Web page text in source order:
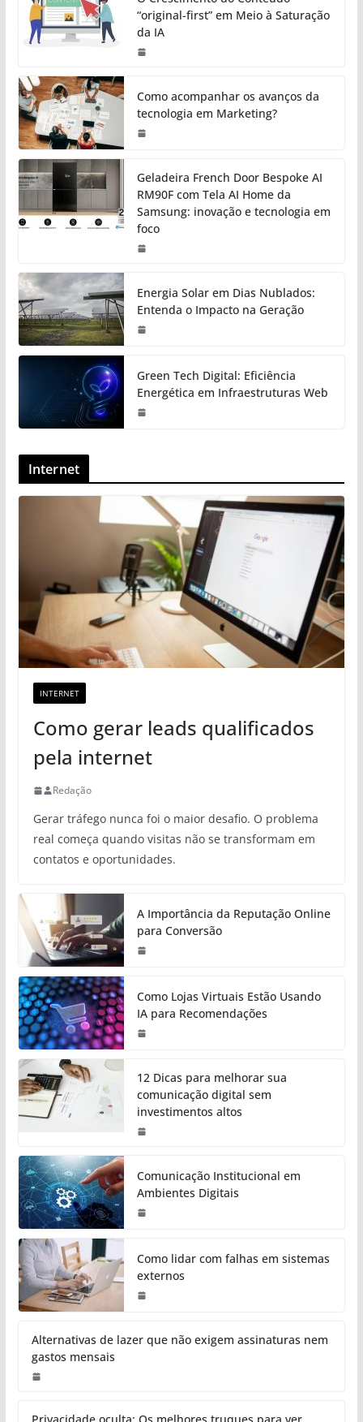
“original-first” em Meio à Saturação
da IA
Como acompanhar os avanços da
tecnologia em Marketing?
Geladeira French Door Bespoke AI
RM90F com Tela AI Home da
Samsung: inovação e tecnologia em
foco
Energia Solar em Dias Nublados:
Entenda o Impacto na Geração
Green Tech Digital: Eficiência
Energética em Infraestruturas Web
Internet
INTERNET
Como gerar leads qualificados
pela internet
Redação
Gerar tráfego nunca foi o maior desafio. O problema
real começa quando visitas não se transformam em
contatos e oportunidades.
A Importância da Reputação Online
para Conversão
Como Lojas Virtuais Estão Usando
IA para Recomendações
12 Dicas para melhorar sua
comunicação digital sem
investimentos altos
Comunicação Institucional em
Ambientes Digitais
Como lidar com falhas em sistemas
externos
Alternativas de lazer que não exigem assinaturas nem
gastos mensais